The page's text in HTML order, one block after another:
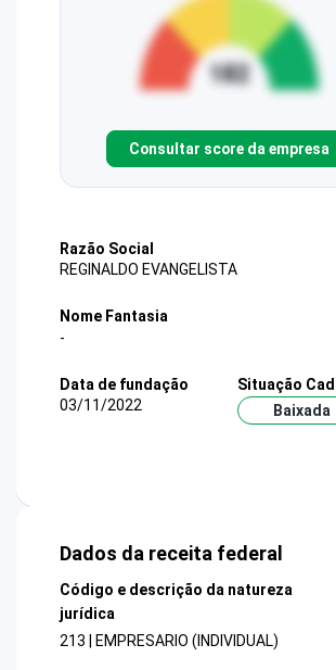
Consultar score da empresa
Razão Social
REGINALDO EVANGELISTA
Nome Fantasia
-
Data de fundação
03/11/2022
Situação
Baixada
Dados da receita federal
Código e descrição da natureza
jurídica
213 | EMPRESARIO (INDIVIDUAL)